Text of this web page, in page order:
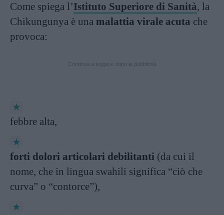
Come spiega l’Istituto Superiore di Sanità, la
Chikungunya è una malattia virale acuta che
provoca:
febbre alta,
forti dolori articolari debilitanti (da cui il
nome, che in lingua swahili significa “ciò che
curva” o “contorce”),